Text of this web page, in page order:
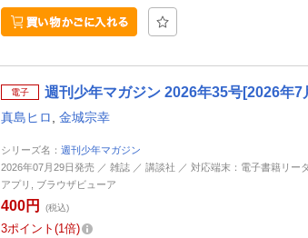
電子 週刊少年マガジン 2026年35号[2026年
真島ヒロ 金城宗幸
シリーズ名： 週刊少年マガジン
2026年07月29日発売 ／ 雑誌 ／ 講談社 ／ 対応端末：電子書籍リー
アプリ, ブラウザビューア
400円 (税込)
3ポイント 1倍